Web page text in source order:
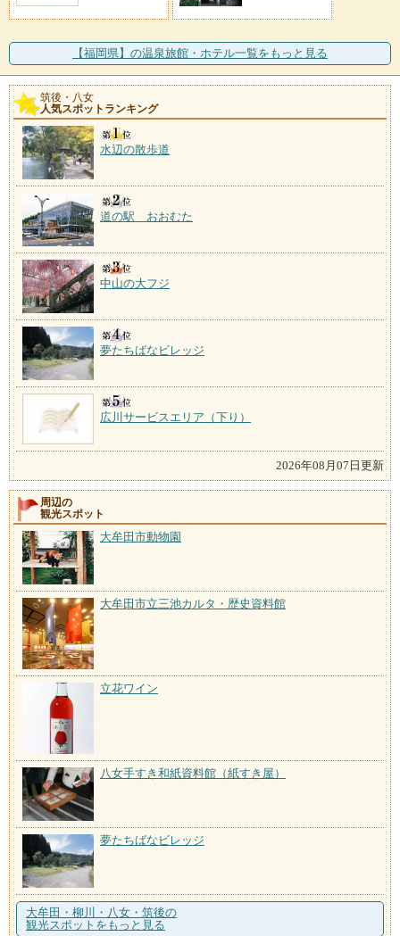
【福岡県】の温泉旅館・ホテル一覧をもっと見る
筑後・八女
人気スポットランキング
水辺の散歩道
道の駅 おおむた
中山の大フジ
夢たちばなビレッジ
広川サービスエリア（下り）
2026年08月07日更新
周辺の
観光スポット
大牟田市動物園
大牟田市立三池カルタ・歴史資料館
立花ワイン
八女手すき和紙資料館（紙すき屋）
夢たちばなビレッジ
大牟田・柳川・八女・筑後の
観光スポットをもっと見る